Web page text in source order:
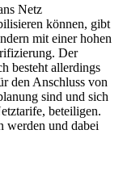
Netz
können, gibt
mit einer hohen
Der
besteht allerdings
den Anschluss von
sind und sich
beteiligen.
werden und dabei